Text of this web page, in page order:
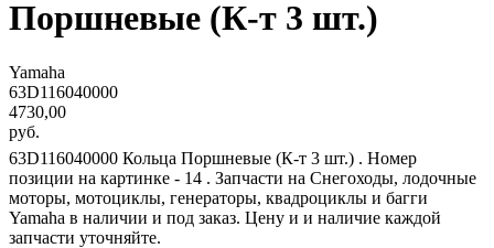
Поршневые (К-т 3 шт.)
Yamaha
63D116040000
4730,00
руб.
63D116040000 Кольца Поршневые (К-т 3 шт.) . Номер
позиции на картинке - 14 . Запчасти на Снегоходы, лодочные
моторы, мотоциклы, генераторы, квадроциклы и багги
Yamaha в наличии и под заказ. Цену и и наличие каждой
запчасти уточняйте.